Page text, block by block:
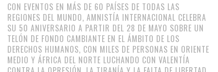
CON EVENTOS EN MÁS DE 60 PAÍSES DE TODAS LAS
REGIONES DEL MUNDO, AMNISTÍA INTERNACIONAL CELEBRA
SU 50 ANIVERSARIO A PARTIR DEL 28 DE MAYO SOBRE UN
TELÓN DE FONDO CAMBIANTE EN EL ÁMBITO DE LOS
DERECHOS HUMANOS, CON MILES DE PERSONAS EN ORIENTE
MEDIO Y ÁFRICA DEL NORTE LUCHANDO CON VALENTÍA